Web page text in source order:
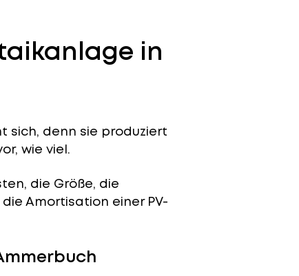
in
sich, denn sie produziert
wie viel.
die Größe, die
Amortisation einer PV-